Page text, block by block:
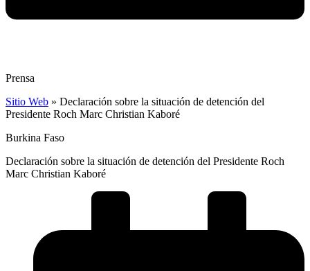
Prensa
Sitio Web » Declaración sobre la situación de detención del
Presidente Roch Marc Christian Kaboré
Burkina Faso
Declaración sobre la situación de detención del Presidente Roch
Marc Christian Kaboré